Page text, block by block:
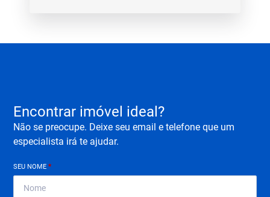
Encontrar imóvel ideal?
Não se preocupe. Deixe seu email e telefone que um
especialista irá te ajudar.
SEU NOME*